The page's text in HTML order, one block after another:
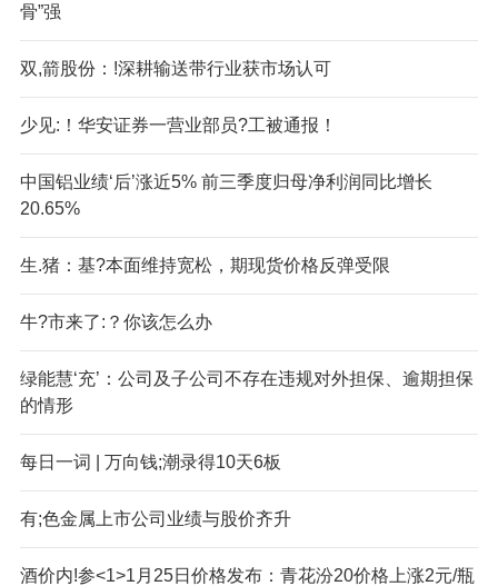
骨”强
双,箭股份：!深耕输送带行业获市场认可
少见:！华安证券一营业部员?工被通报！
中国铝业绩‘后’涨近5% 前三季度归母净利润同比增长
20.65%
生.猪：基?本面维持宽松，期现货价格反弹受限
牛?市来了:？你该怎么办
绿能慧‘充’：公司及子公司不存在违规对外担保、逾期担保
的情形
每日一词 | 万向钱;潮录得10天6板
有;色金属上市公司业绩与股价齐升
酒价内!参<1>1月25日价格发布：青花汾20价格上涨2元/瓶